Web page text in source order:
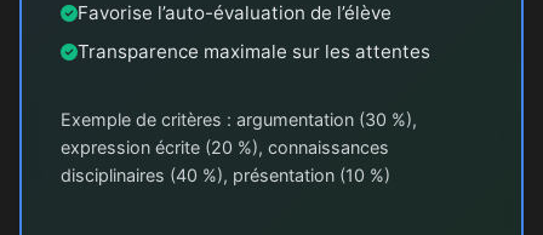
Favorise l’auto-évaluation de l’élève
Transparence maximale sur les attentes
Exemple de critères : argumentation (30 %),
expression écrite (20 %), connaissances
disciplinaires (40 %), présentation (10 %)